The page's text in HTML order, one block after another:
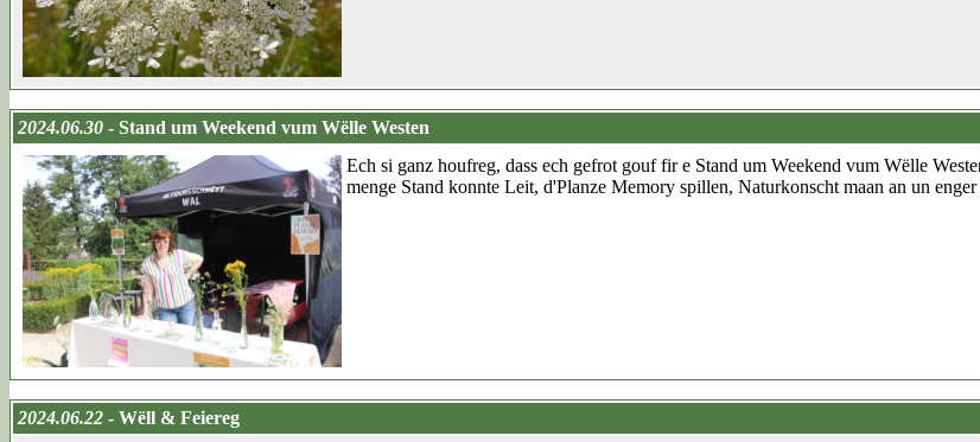
2024.06.30 - Stand um Weekend vum Wëlle Westen
Ech si ganz houfreg, dass ech gefrot gouf fir e Stand um Weekend vum Wëlle
menge Stand konnte Leit, d'Planze Memory spillen, Naturkonscht maan an un
2024.06.22 - Wëll & Feiereg